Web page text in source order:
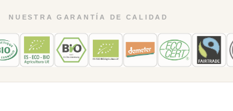
NUESTRA GARANTÍA DE CALIDAD